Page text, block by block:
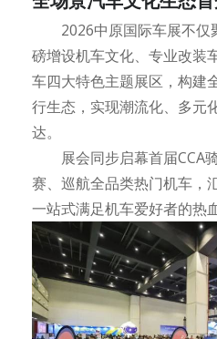
2026中原国际车展不
磅增设机车文化、专业改装
车四大特色主题展区，构建
行生态，实现潮流化、多元
达。
展会同步启幕首届CCA
赛、巡航全品类热门机车，
一站式满足机车爱好者的热